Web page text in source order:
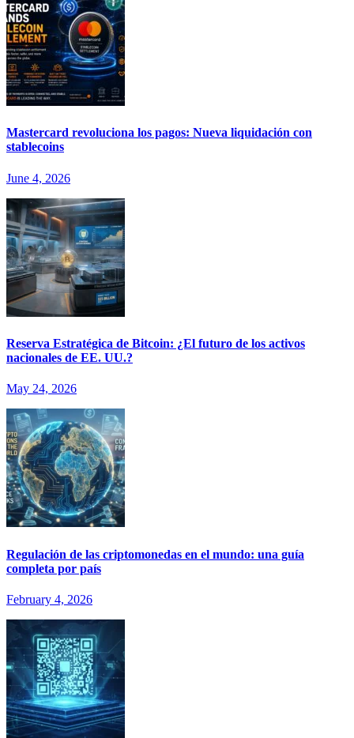
Mastercard revoluciona los pagos: Nueva liquidación con
stablecoins
June 4, 2026
Reserva Estratégica de Bitcoin: ¿El futuro de los activos
nacionales de EE. UU.?
May 24, 2026
Regulación de las criptomonedas en el mundo: una guía
completa por país
February 4, 2026